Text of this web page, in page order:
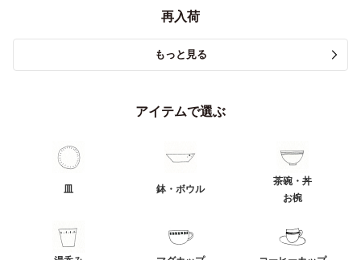
再入荷
もっと見る
アイテムで選ぶ
皿 鉢・ボウル
茶碗・丼
お椀